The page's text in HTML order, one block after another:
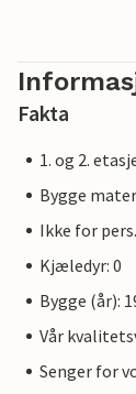
Fakta
1. og 2.
Bygge
Ikke for
Kjæledyr: 0
Bygge (år):
Vår
Senger for